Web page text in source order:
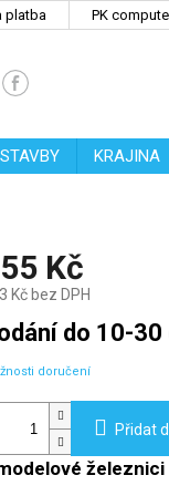
platba PK
STAVBY KRAJINA
Kč
Kč bez DPH
do 10-30
doručení
Přidat
železnici